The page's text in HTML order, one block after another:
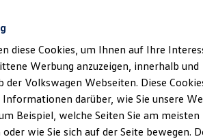
Gewinn
der ID. Modelle
im Winter
des Golf
diese Cookies, um Ihnen auf Ihre
Werbung anzuzeigen, innerhalb und
der Volkswagen Webseiten. Diese
darüber, wie Sie unsere
Beispiel, welche Seiten Sie am meisten
oder wie Sie sich auf der Seite bewegen.